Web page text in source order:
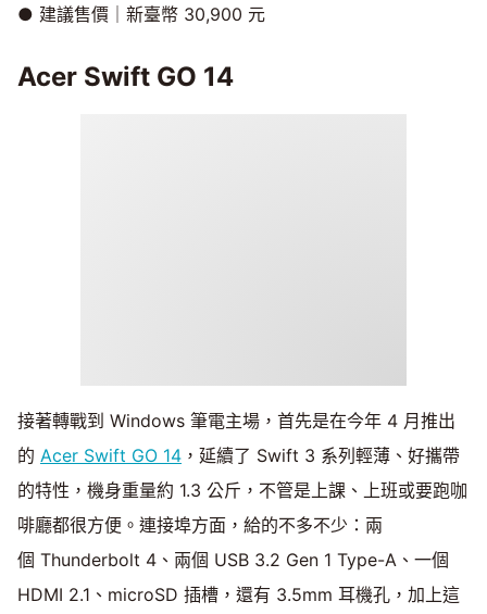
● 建議售價｜新臺幣 30,900 元
Acer Swift GO 14
接著轉戰到 Windows 筆電主場，首先是在今年 4 月推出
的 Acer Swift GO 14 ，延續了 Swift 3 系列輕薄、好攜帶
的特性，機身重量約 1.3 公斤，不管是上課、上班或要跑咖
啡廳都很方便。連接埠方面，給的不多不少：兩
個 Thunderbolt 4、兩個 USB 3.2 Gen 1 Type-A、一個
HDMI 2.1、microSD 插槽，還有 3.5mm 耳機孔，加上這